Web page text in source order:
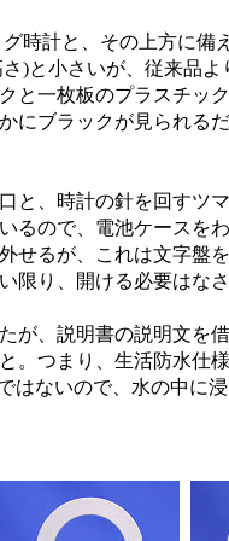
時計と、その上方に備
)と小さいが、従来品
と一枚板のプラスチッ
にブラックが見られる
、時計の針を回すツ
るので、電池ケースを
せるが、これは文字盤
限り、開ける必要はなさ
、説明書の説明文を
。つまり、生活防水仕
はないので、水の中に